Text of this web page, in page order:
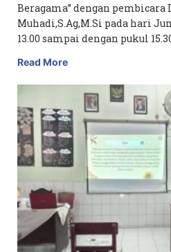
Beragama” dengan pembicara
Muhadi,S.Ag,M.Si pada hari
13.00 sampai dengan pukul
Read More